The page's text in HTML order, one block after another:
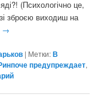
(Психологічно це,
зброєю виходиш на
→
| Метки:В
предупреждает,